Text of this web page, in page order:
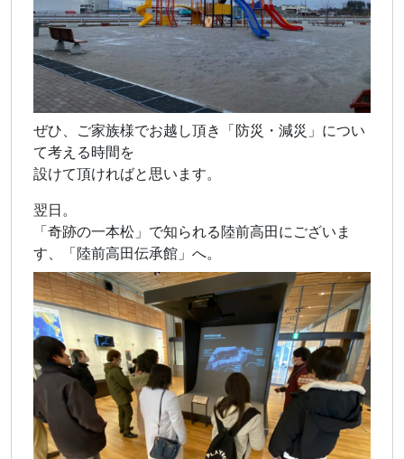
ぜひ、ご家族様でお越し頂き「防災・減災」につい
て考える時間を
設けて頂ければと思います。
翌日。
「奇跡の一本松」で知られる陸前高田にございま
す、「陸前高田伝承館」へ。